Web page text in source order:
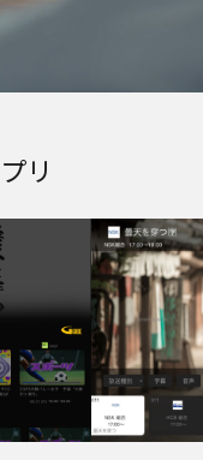
リ